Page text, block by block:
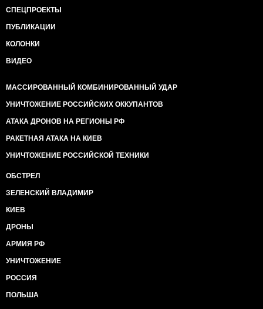
СПЕЦПРОЕКТЫ
ПУБЛИКАЦИИ
КОЛОНКИ
ВИДЕО
МАССИРОВАННЫЙ КОМБИНИРОВАННЫЙ УДАР
УНИЧТОЖЕНИЕ РОССИЙСКИХ ОККУПАНТОВ
АТАКА ДРОНОВ НА РЕГИОНЫ РФ
РАКЕТНАЯ АТАКА НА КИЕВ
УНИЧТОЖЕНИЕ РОССИЙСКОЙ ТЕХНИКИ
ОБСТРЕЛ
ЗЕЛЕНСКИЙ ВЛАДИМИР
КИЕВ
ДРОНЫ
АРМИЯ РФ
УНИЧТОЖЕНИЕ
РОССИЯ
ПОЛЬША